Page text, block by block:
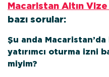
Macaristan Altın
bazı sorular:
Şu anda
yatırımcı oturma izni
miyim?